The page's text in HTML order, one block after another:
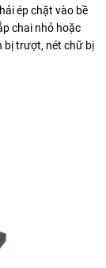
ép chặt vào bề
chai nhỏ hoặc
bị trượt, nét chữ bị